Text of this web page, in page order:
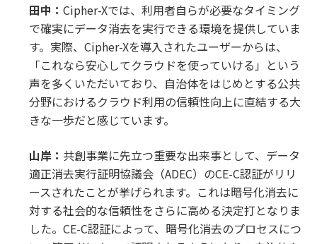
田中： Cipher-Xでは、利用者自らが必要なタイミング
で確実にデータ消去を実行できる環境を提供していま
す。実際、Cipher-Xを導入されたユーザーからは、
「これなら安心してクラウドを使っていける」という
声を多くいただいており、自治体をはじめとする公共
分野におけるクラウド利用の信頼性向上に直結する大
きな一歩だと感じています。
山岸： 共創事業に先立つ重要な出来事として、データ
適正消去実行証明協議会（ADEC）のCE-C認証がリリ
ースされたことが挙げられます。これは暗号化消去に
対する社会的な信頼性をさらに高める決定打となりま
した。CE-C認証によって、暗号化消去のプロセスにつ